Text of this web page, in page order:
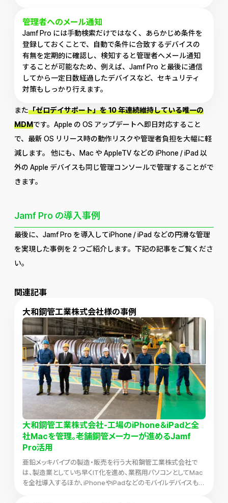
管理者へのメール通知
Jamf Pro には手動検索だけではなく、あらかじめ条件を
登録しておくことで、自動で条件に合致するデバイスの
有無を定期的に確認し、検知すると管理者へメール通知
することが可能なため、例えば、Jamf Pro と最後に通信
してから一定日数経過したデバイスなど、セキュリティ
対策もしっかり行えます。
また「ゼロデイサポート」を 10 年連続維持している唯一の
MDMです。Apple の OS アップデートへ即日対応すること
で、最新 OS リリース時の動作リスクや管理者負担を大幅に軽
減します。 他にも、Mac や AppleTV などの iPhone / iPad 以
外の Apple デバイスも同じ管理コンソールで管理することがで
きます。
Jamf Pro の導入事例
最後に、Jamf Pro を導入してiPhone / iPad などの円滑な管理
を実現した事例を 2 つご紹介します。下記の記事をご覧くださ
い。
関連記事
大和鋼管工業株式会社様の事例
大和鋼管工業株式会社-工場のiPhone＆iPadと全
社Macを管理。老舗鋼管メーカーが進めるJamf
Pro活用
亜鉛メッキパイプの製造・販売を行う大和鋼管工業株式会社で
は、 製造業としていち早くIT化を進め、 業務用パソコンとしてMac
を全社導入するほか、iPhoneやiPadなどのモバイルデバイスも活